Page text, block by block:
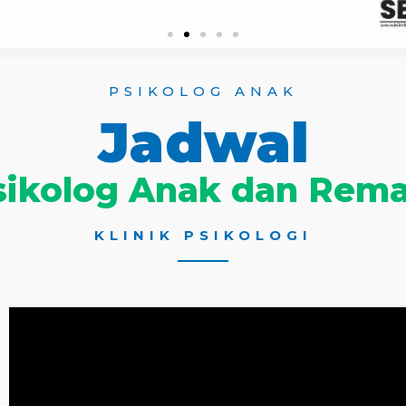
PSIKOLOG ANAK
Jadwal
Anak dan
KLINIK PSIKOLOGI